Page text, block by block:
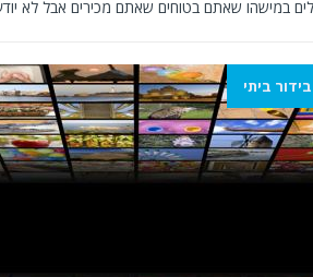
במישהו שאתם בטוחים שאתם מכירים אבל לא
ביתי